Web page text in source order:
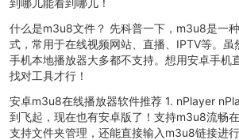
到哪儿能看到哪儿！
什么是m3u8文件？ 先科普一下，m3u8是一
式，常用于在线视频网站、直播、IPTV等。虽
手机本地播放器大多都不支持。想用安卓手机
找对工具才行！
安卓m3u8在线播放器软件推荐 1. nPlayer
到飞起，现在也有安卓版了！支持m3u8流畅
支持文件夹管理，还能直接输入m3u8链接进